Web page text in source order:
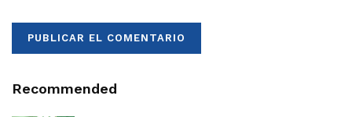
Recommended